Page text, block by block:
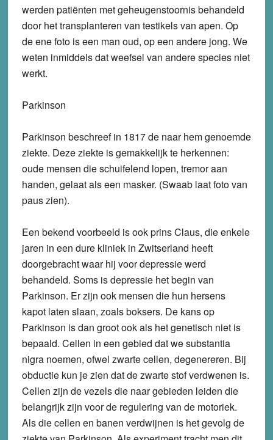
werden patiënten met geheugenstoornis behandeld
door het transplanteren van testikels van apen. Op
de ene foto is een man oud, op een andere jong. We
weten inmiddels dat weefsel van andere species niet
werkt.
Parkinson
Parkinson beschreef in 1817 de naar hem genoemde
ziekte. Deze ziekte is gemakkelijk te herkennen:
oude mensen die schuifelend lopen, tremor aan
handen, gelaat als een masker. (Swaab laat foto van
paus zien).
Een bekend voorbeeld is ook prins Claus, die enkele
jaren in een dure kliniek in Zwitserland heeft
doorgebracht waar hij voor depressie werd
behandeld. Soms is depressie het begin van
Parkinson. Er zijn ook mensen die hun hersens
kapot laten slaan, zoals boksers. De kans op
Parkinson is dan groot ook als het genetisch niet is
bepaald. Cellen in een gebied dat we substantia
nigra noemen, ofwel zwarte cellen, degenereren. Bij
obductie kun je zien dat de zwarte stof verdwenen is.
Cellen zijn de vezels die naar gebieden leiden die
belangrijk zijn voor de regulering van de motoriek.
Als die cellen en banen verdwijnen is het gevolg de